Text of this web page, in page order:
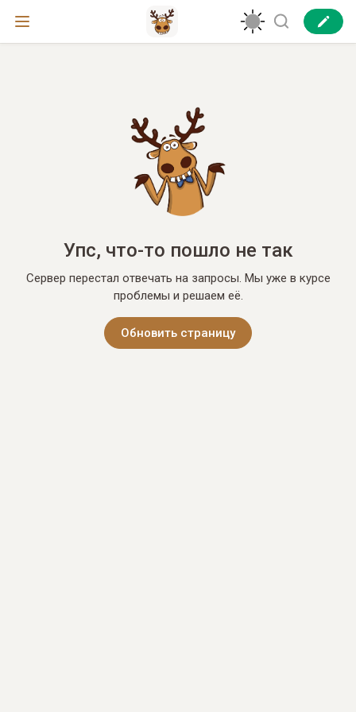
Упс, что-то пошло не так
Сервер перестал отвечать на запросы. Мы уже в курсе
проблемы и решаем её.
Обновить страницу